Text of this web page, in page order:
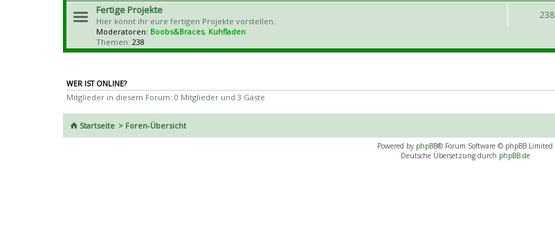
Fertige Projekte
Hier könnt ihr eure fertigen Projekte vorstellen.
Moderatoren: Boobs&Braces, Kuhfladen
Themen: 238
238
WER IST ONLINE?
Mitglieder in diesem Forum: 0 Mitglieder und 3 Gäste
Startseite Foren-Übersicht
Powered by phpBB® Forum Software © phpBB Limited
Deutsche Übersetzung durch phpBB.de